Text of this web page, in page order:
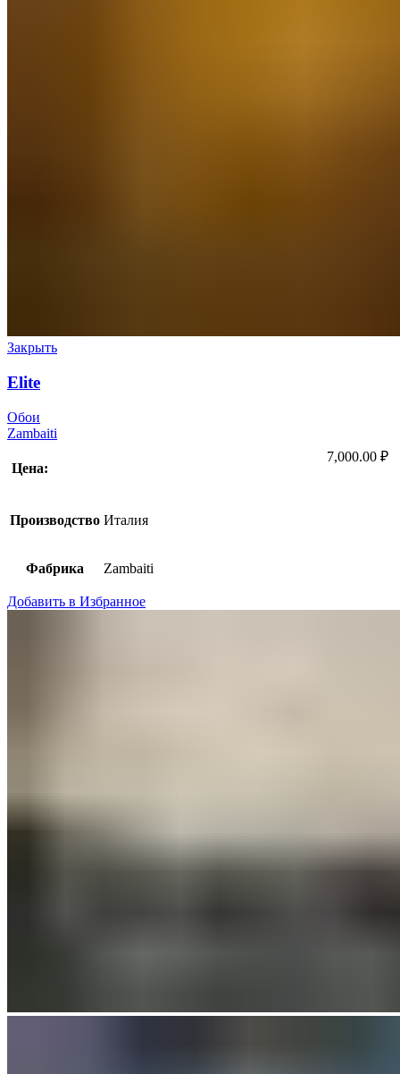
Закрыть
Elite
Обои
Zambaiti
Цена:
7,000.00 ₽
Производство Италия
Фабрика Zambaiti
Добавить в Избранное